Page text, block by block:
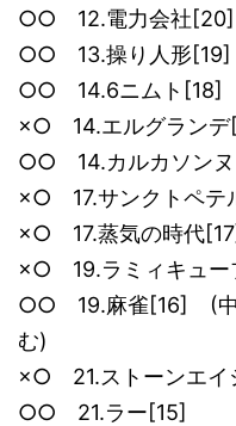
○○ 12.電力会社
○○ 13.操り人形[19]
○○ 14.6ニムト[18]
×○ 14.エルグランデ
○○ 14.カルカソン
×○ 17.サンクトペテ
×○ 17.蒸気の時代
×○ 19.ラミィキュー
○○ 19.麻雀[16] (中
む)
×○ 21.ストーンエイ
○○ 21.ラー[15]